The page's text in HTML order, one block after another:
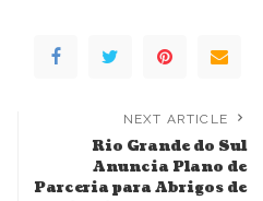
NEXT ARTICLE
Rio Grande do Sul
Anuncia Plano de
Parceria para Abrigos de